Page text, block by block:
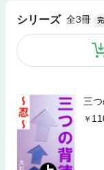
シリーズ 全3冊
三